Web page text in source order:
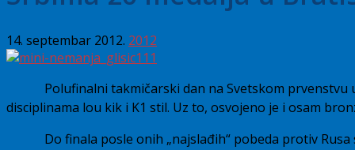
14. septembar 2012. 2012
Polufinalni takmičarski dan na Svetskom
disciplinama lou kik i K1 stil. Uz to, osvojeno je i osam
Do finala posle onih „najslađih“ pobeda protiv